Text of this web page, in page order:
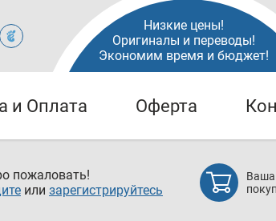
Низкие цены!
Оригиналы и переводы!
Экономим время и бюджет!
и Оплата Оферта
пожаловать!
или зарегистрируйтесь
Ваша